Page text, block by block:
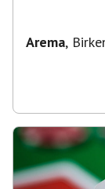
Arema,